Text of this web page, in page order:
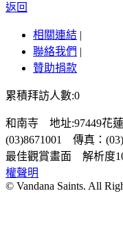
返回
相關連結 |
聯絡我們 |
贊助捐款
累積拜訪人數:0
和南寺 地址:97449花
(03)8671001 傳真：
最佳觀賞畫面 解析度
權聲明
© Vandana Saints. All